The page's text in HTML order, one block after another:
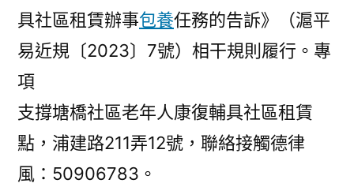
具社區租賃辦事包養任務的告訴》（滬平
易近規〔2023〕7號）相干規則履行。專
項
支撐塘橋社區老年人康復輔具社區租賃
點，浦建路211弄12號，聯絡接觸德律
風：50906783。